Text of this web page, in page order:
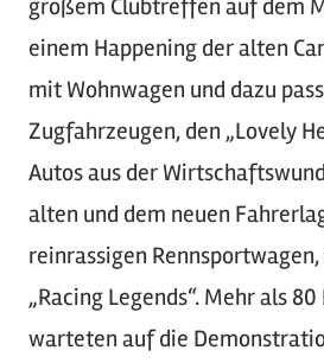
großem Clubtreffen auf dem
einem Happening der alten
mit Wohnwagen und dazu
Zugfahrzeugen, den „Lovely
Autos aus der
alten und dem neuen
reinrassigen
„Racing Legends“. Mehr als
warteten auf die